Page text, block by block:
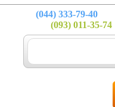
(044) 333-79-40
(093) 011-35-74